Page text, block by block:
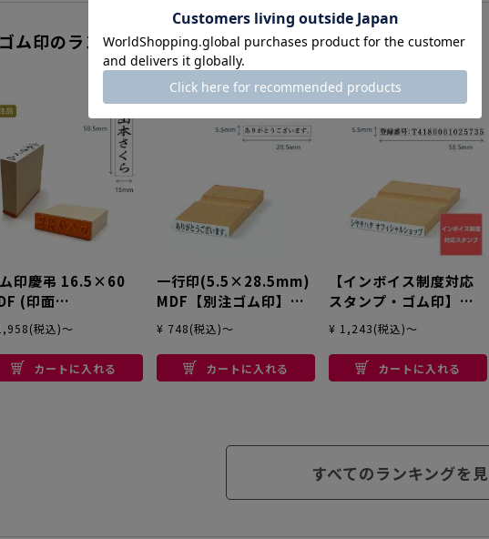
ゴム印のランキング
1
印慶弔 16.5×60
(印面
【別注
ム印】
税込)～
カートに入れる
2
一行印(5.5×28.5mm)
MDF【別注ゴム印】ヨ
コ型
¥ 748(税込)～
カートに入れる
3
【インボイス制度対応
スタンプ・ゴム印】一
行印(5.5×58.5mm)
MDF【別注ゴム印】ヨ
コ型
¥ 1,243(税込)～
カートに入れる
すべてのランキングを